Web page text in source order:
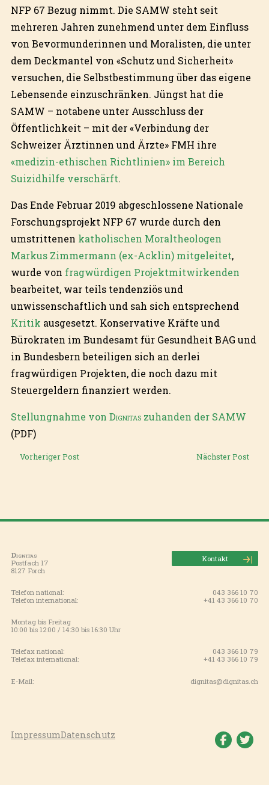
NFP 67 Bezug nimmt. Die SAMW steht seit
mehreren Jahren zunehmend unter dem Einfluss
von Bevormunderinnen und Moralisten, die unter
dem Deckmantel von «Schutz und Sicherheit»
versuchen, die Selbstbestimmung über das eigene
Lebensende einzuschränken. Jüngst hat die
SAMW – notabene unter Ausschluss der
Öffentlichkeit – mit der «Verbindung der
Schweizer Ärztinnen und Ärzte» FMH ihre
«medizin-ethischen Richtlinien» im Bereich
Suizidhilfe verschärft.
Das Ende Februar 2019 abgeschlossene Nationale
Forschungsprojekt NFP 67 wurde durch den
umstrittenen katholischen Moraltheologen
Markus Zimmermann (ex-Acklin) mitgeleitet,
wurde von fragwürdigen Projektmitwirkenden
bearbeitet, war teils tendenziös und
unwissenschaftlich und sah sich entsprechend
Kritik ausgesetzt. Konservative Kräfte und
Bürokraten im Bundesamt für Gesundheit BAG und
in Bundesbern beteiligen sich an derlei
fragwürdigen Projekten, die noch dazu mit
Steuergeldern finanziert werden.
Stellungnahme von Dignitaszuhanden der SAMW
(PDF)
Vorheriger Post Nächster Post
Dignitas
Postfach 17
8127 Forch
Kontakt
Telefon national:
043 366 10 70
Telefon international:
+41 43 366 10 70
Montag bis Freitag
10:00 bis 12:00 / 14:30 bis 16:30 Uhr
Telefax national:
043 366 10 79
Telefax international:
+41 43 366 10 79
E-Mail: dignitas@dignitas.ch
ImpressumDatenschutz